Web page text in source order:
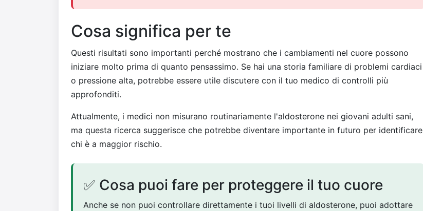
Cosa significa per te
Questi risultati sono importanti perché mostrano che i cambiamenti nel cuore possono
iniziare molto prima di quanto pensassimo. Se hai una storia familiare di problemi cardiaci
o pressione alta, potrebbe essere utile discutere con il tuo medico di controlli più
approfonditi.
Attualmente, i medici non misurano routinariamente l'aldosterone nei giovani adulti sani,
ma questa ricerca suggerisce che potrebbe diventare importante in futuro per identificare
chi è a maggior rischio.
✅ Cosa puoi fare per proteggere il tuo cuore
Anche se non puoi controllare direttamente i tuoi livelli di aldosterone, puoi adottare